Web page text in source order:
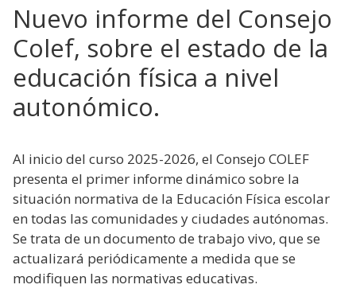
Nuevo informe del Consejo
Colef, sobre el estado de la
educación física a nivel
autonómico.
Al inicio del curso 2025-2026, el Consejo COLEF
presenta el primer informe dinámico sobre la
situación normativa de la Educación Física escolar
en todas las comunidades y ciudades autónomas.
Se trata de un documento de trabajo vivo, que se
actualizará periódicamente a medida que se
modifiquen las normativas educativas.